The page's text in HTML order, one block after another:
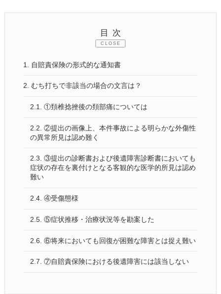
目次
CLOSE
1. 自賠責保険の形式的な通知書
2. むち打ちで非該当の場合の文言は？
2.1. ①頚椎捻挫後の頚部痛については
2.2. ②提出の画像上、本件事故による明らかな外傷性
の異常所見は認め難く
2.3. ③提出の診断書および後遺障害診断書においても
症状の存在を裏付けとなる客観的な医学的所見は認め
難い
2.4. ④受傷態様
2.5. ⑤症状推移・治療状況等を勘案した
2.6. ⑥将来においても回復が困難な障害とは捉え難い
2.7. ⑦自賠責保険における後遺障害には該当しない